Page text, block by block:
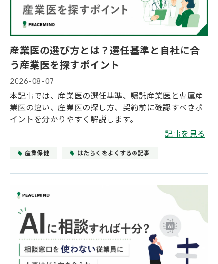
産業医の選び方とは？選任基準と自社に合
う産業医を探すポイント
2026-08-07
本記事では、産業医の選任基準、嘱託産業医と専属産
業医の違い、産業医の探し方、契約前に確認すべきポ
イントを分かりやすく解説します。
記事を見る
産業保健 はたらくをよくする®記事